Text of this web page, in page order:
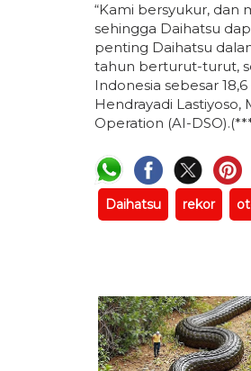
“Kami bersyukur, dan
sehingga Daihatsu
penting Daihatsu
tahun berturut-turut,
Indonesia sebesar
Hendrayadi Lastiyoso,
Operation (AI-
Daihatsu rekor